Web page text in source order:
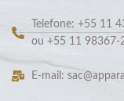
Telefone: +55 11
ou +55 11 98367-
E-mail: